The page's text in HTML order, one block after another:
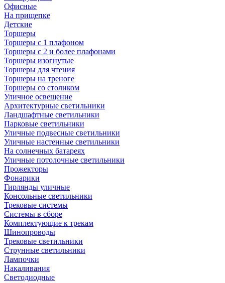
Офисные
На прищепке
Детские
Торшеры
Торшеры с 1 плафоном
Торшеры с 2 и более плафонами
Торшеры изогнутые
Торшеры для чтения
Торшеры на треноге
Торшеры со столиком
Уличное освещение
Архитектурные светильники
Ландшафтные светильники
Парковые светильники
Уличные подвесные светильники
Уличные настенные светильники
На солнечных батареях
Уличные потолочные светильники
Прожекторы
Фонарики
Гирлянды уличные
Консольные светильники
Трековые системы
Системы в сборе
Комплектующие к трекам
Шинопроводы
Трековые светильники
Струнные светильники
Лампочки
Накаливания
Светодиодные